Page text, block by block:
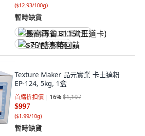
($12.93/100g)
暫時缺貨
最高再省 $115 (王道卡)
$75 酷澎幣回饋
Texture Maker 品元實業 卡士達粉
EP-124, 5kg, 1盒
首購折扣價 16%$1,197
$997
($1.99/10g)
暫時缺貨